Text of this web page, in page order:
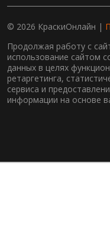
© 2026 КраскиОнлайн |
Продолжая работу с
использование сайтом
данных в целях
ретаргетинга,
сервиса и
информации на основе